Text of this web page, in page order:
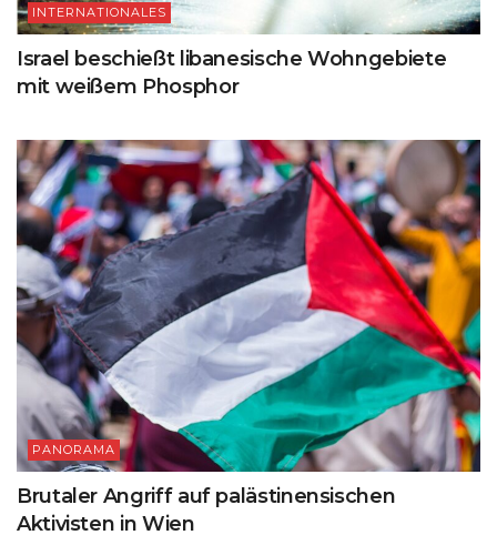
INTERNATIONALES
Israel beschießt libanesische Wohngebiete
mit weißem Phosphor
PANORAMA
Brutaler Angriff auf palästinensischen
Aktivisten in Wien